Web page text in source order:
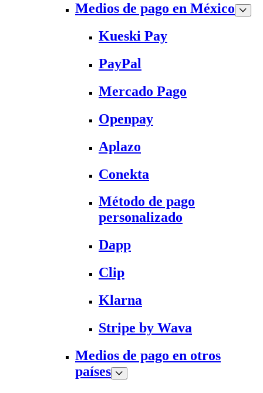
Medios de pago en México
Kueski Pay
PayPal
Mercado Pago
Openpay
Aplazo
Conekta
Método de pago
personalizado
Dapp
Clip
Klarna
Stripe by Wava
Medios de pago en otros
países